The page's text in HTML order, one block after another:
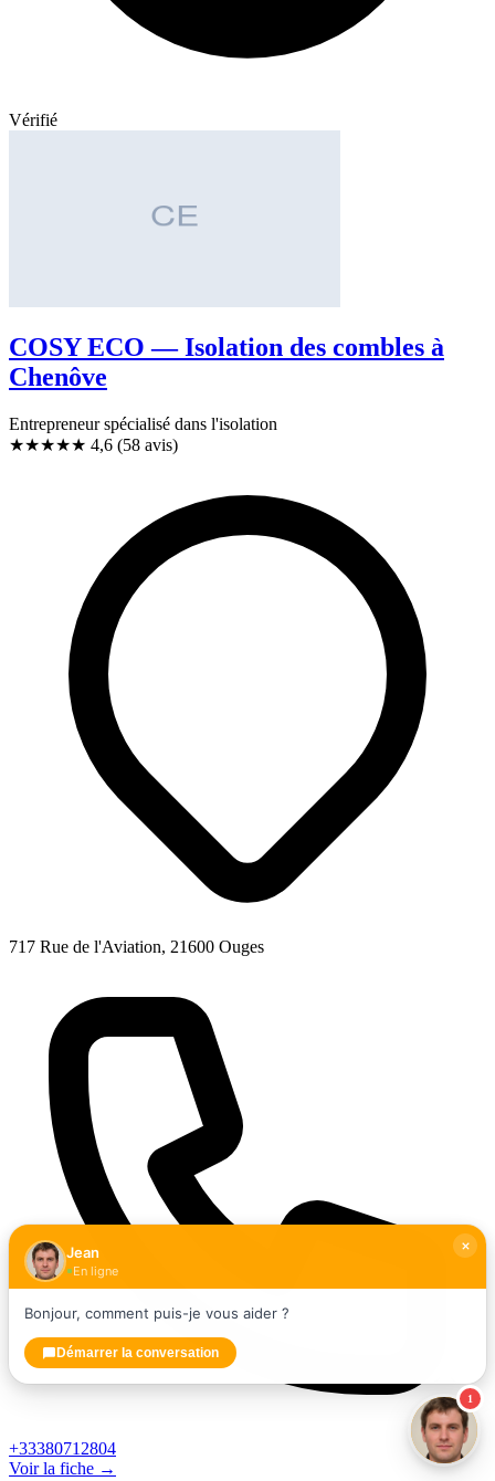
Vérifié
COSY ECO — Isolation des combles à
Chenôve
Entrepreneur spécialisé dans l'isolation
★★★★★ 4,6 (58 avis)
717 Rue de l'Aviation, 21600 Ouges
+33380712804
Voir la fiche →
1
Jean
En ligne
Bonjour, comment puis-je vous aider ?
Démarrer la conversation